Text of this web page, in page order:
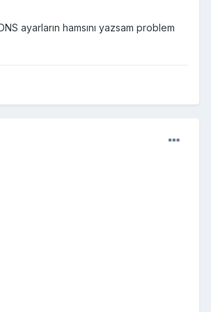
ayarların hamsını yazsam problem